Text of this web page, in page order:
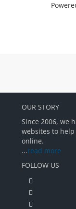
OUR STORY
Since 2006, we
websites to
online.
...read more
FOLLOW US